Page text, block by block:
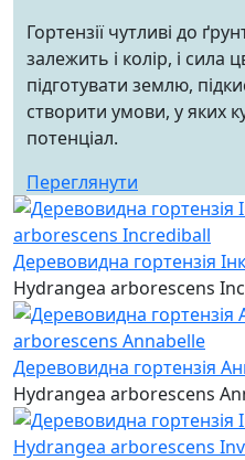
Гортензії чутливі до
залежить і колір, і сила
підготувати землю,
створити умови, у яких
потенціал.
Переглянути
Деревовидна гортензія
Hydrangea arborescens
Деревовидна гортензія
Hydrangea arborescens